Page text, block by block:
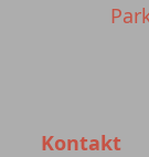
Kontakt